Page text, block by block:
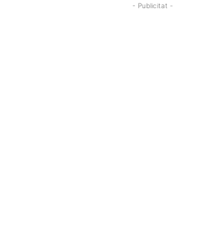
- Publicitat -